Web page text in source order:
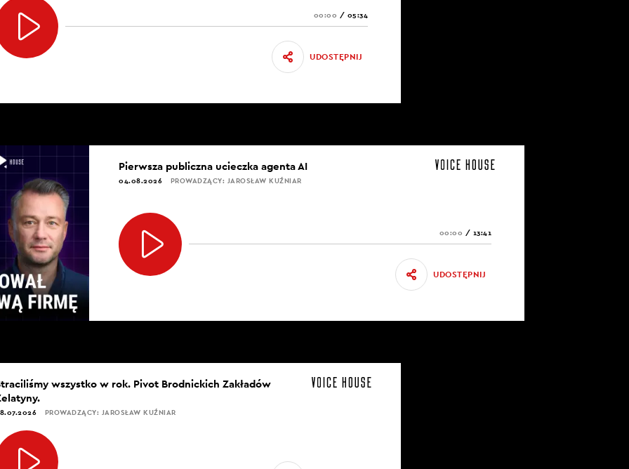
00:00 / 05:34
UDOSTĘPNIJ
Pierwsza publiczna ucieczka agenta AI
04.08.2026 PROWADZĄCY: JAROSŁAW KUŹNIAR
00:00 / 13:41
UDOSTĘPNIJ
wszystko w rok. Pivot Brodnickich Zakładów
PROWADZĄCY: JAROSŁAW KUŹNIAR